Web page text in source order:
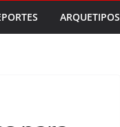
ARQUETIPOS